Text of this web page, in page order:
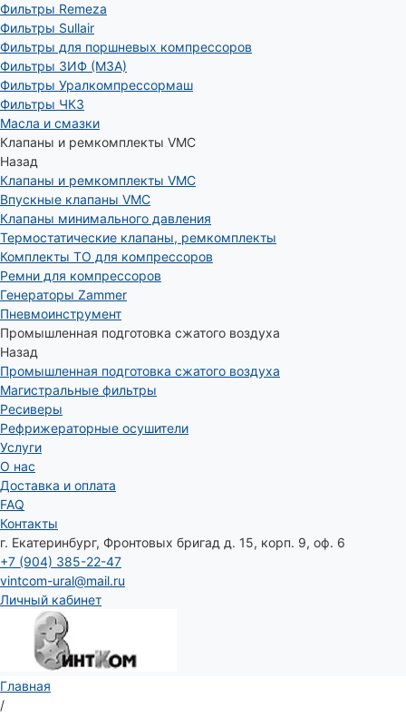
Фильтры Remeza
Фильтры Sullair
Фильтры для поршневых компрессоров
Фильтры ЗИФ (МЗА)
Фильтры Уралкомпрессормаш
Фильтры ЧКЗ
Масла и смазки
Клапаны и ремкомплекты VMC
Назад
Клапаны и ремкомплекты VMC
Впускные клапаны VMC
Клапаны минимального давления
Термостатические клапаны, ремкомплекты
Комплекты ТО для компрессоров
Ремни для компрессоров
Генераторы Zammer
Пневмоинструмент
Промышленная подготовка сжатого воздуха
Назад
Промышленная подготовка сжатого воздуха
Магистральные фильтры
Ресиверы
Рефрижераторные осушители
Услуги
О нас
Доставка и оплата
FAQ
Контакты
г. Екатеринбург, Фронтовых бригад д. 15, корп. 9, оф. 6
+7 (904) 385-22-47
vintcom-ural@mail.ru
Личный кабинет
Главная
/